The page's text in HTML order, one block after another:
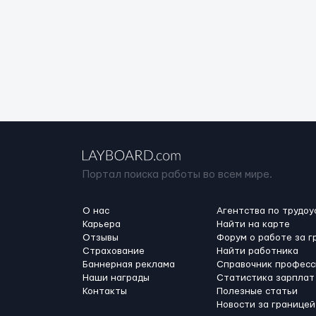
Портал поиска работы во всем мире.
О нас
Карьера
Отзывы
Страхование
Баннерная реклама
Наши награды
Контакты
Агентства по
Найти на карте
Форум о работе за
Найти работника
Справочник
Статистика зарплат
Полезные статьи
Новости за границей